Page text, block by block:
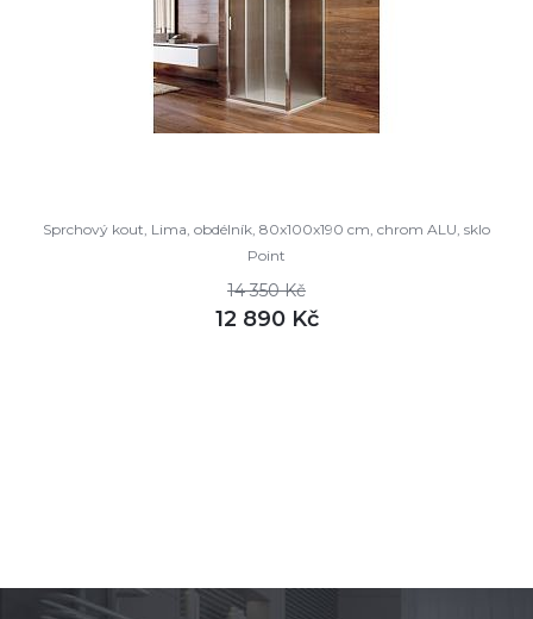
Sprchový kout, Lima, obdélník, 80x100x190 cm, chrom ALU, sklo
Point
14 350 Kč
12 890 Kč